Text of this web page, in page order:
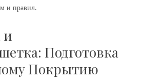
и правил.
и
Подготовка
Покрытию